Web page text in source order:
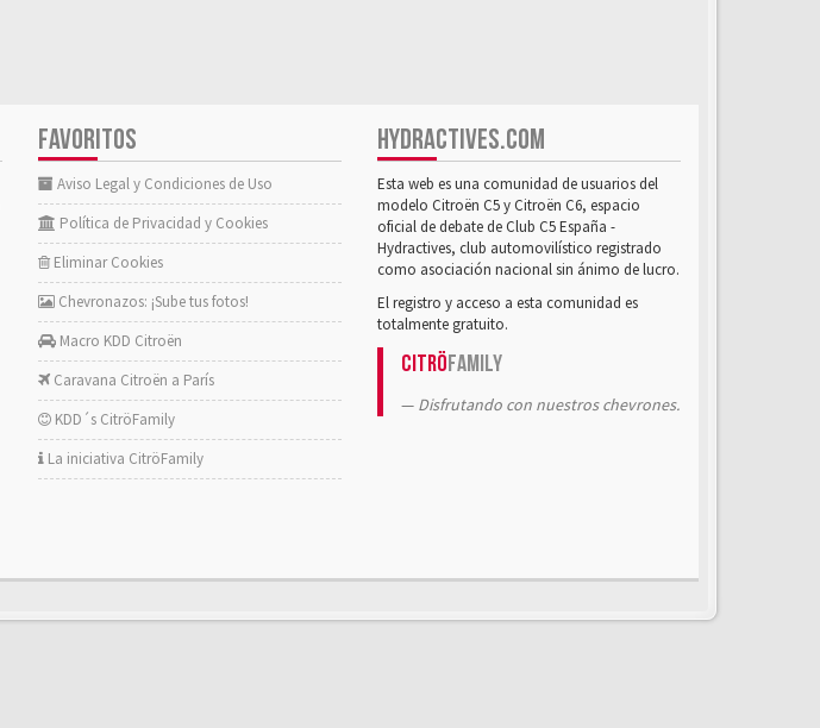
FAVORITOS
Aviso Legal y Condiciones de Uso
Política de Privacidad y Cookies
Eliminar Cookies
Chevronazos: ¡Sube tus fotos!
Macro KDD Citroën
Caravana Citroën a París
KDD´s CitröFamily
La iniciativa CitröFamily
HYDRACTIVES.COM
Esta web es una comunidad de usuarios del
modelo Citroën C5 y Citroën C6, espacio
oficial de debate de Club C5 España -
Hydractives, club automovilístico registrado
como asociación nacional sin ánimo de lucro.
El registro y acceso a esta comunidad es
totalmente gratuito.
CitröFamily
Disfrutando con nuestros chevrones.